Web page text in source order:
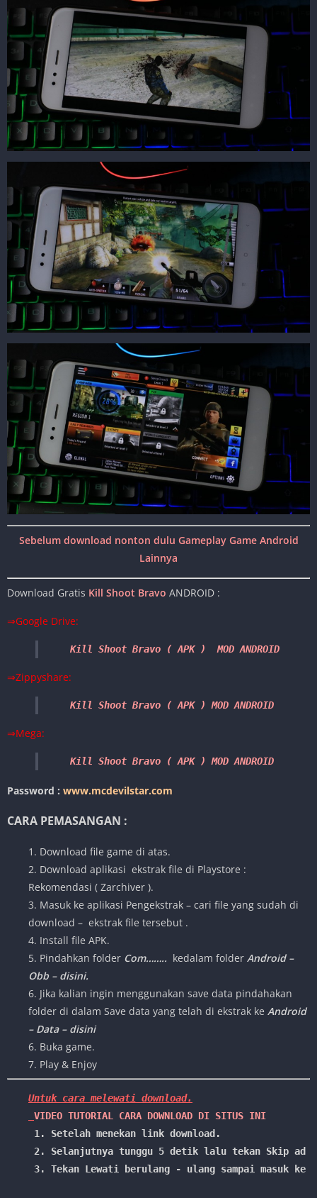
Sebelum download nonton dulu Gameplay Game Android
Lainnya
Download Gratis Kill Shoot Bravo ANDROID :
⇒Google Drive:
Kill Shoot Bravo ( APK )  MOD ANDROID
⇒Zippyshare:
Kill Shoot Bravo ( APK ) MOD ANDROID
⇒Mega:
Kill Shoot Bravo ( APK ) MOD ANDROID
Password : www.mcdevilstar.com
CARA PEMASANGAN :
1. Download file game di atas.
2. Download aplikasi ekstrak file di Playstore :
Rekomendasi ( Zarchiver ).
3. Masuk ke aplikasi Pengekstrak – cari file yang sudah di
download – ekstrak file tersebut .
4. Install file APK.
5. Pindahkan folder Com…….. kedalam folder Android –
Obb – disini.
6. Jika kalian ingin menggunakan save data pindahakan
folder di dalam Save data yang telah di ekstrak ke Android
– Data – disini
6. Buka game.
7. Play & Enjoy
Untuk cara melewati download.
VIDEO TUTORIAL CARA DOWNLOAD DI SITUS INI
1. Setelah menekan link download.
2. Selanjutnya tunggu 5 detik lalu tekan Skip ad
3. Tekan Lewati berulang - ulang sampai masuk